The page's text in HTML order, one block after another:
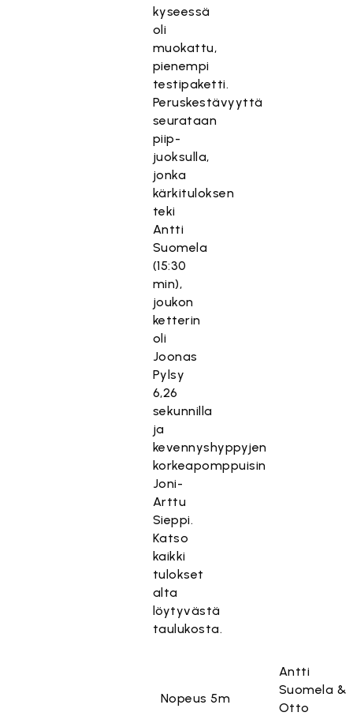
kyseessä
oli
muokattu,
pienempi
testipaketti.
Peruskestävyyttä
seurataan
piip-
juoksulla,
jonka
kärkituloksen
teki
Antti
Suomela
(15:30
min),
joukon
ketterin
oli
Joonas
Pylsy
6,26
sekunnilla
ja
kevennyshyppyjen
korkeapomppuisin
Joni-
Arttu
Sieppi.
Katso
kaikki
tulokset
alta
löytyvästä
taulukosta.
Nopeus 5m
Antti
Suomela &
Otto